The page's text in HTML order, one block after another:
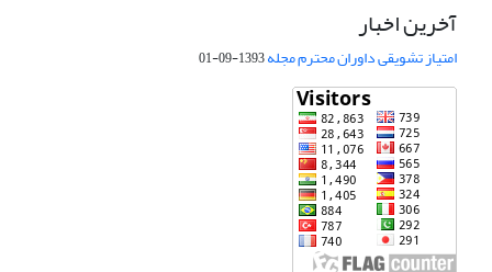
آخرین اخبار
امتیاز تشویقی داوران محترم مجله1393-09-01